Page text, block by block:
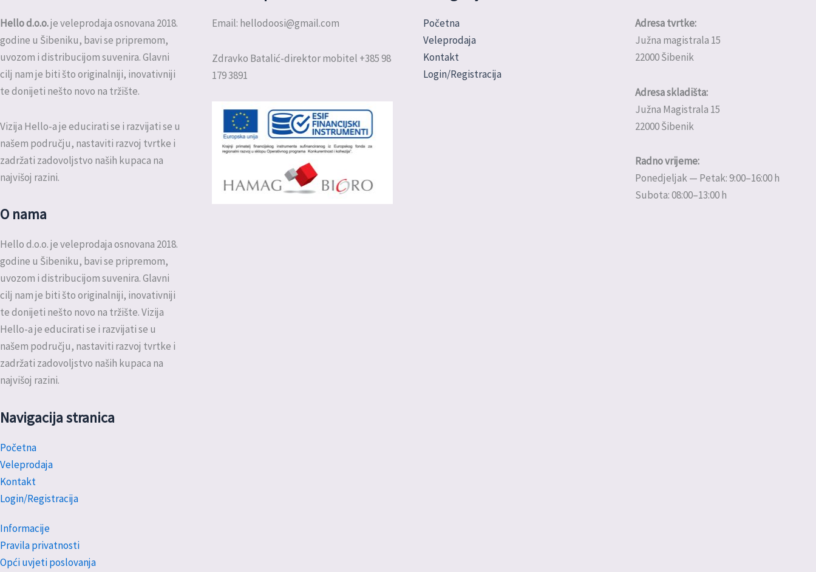
Hello d.o.o.je veleprodaja osnovana 2018.
godine u Šibeniku, bavi se pripremom,
uvozom i distribucijom suvenira. Glavni
cilj nam je biti što originalniji, inovativniji
te donijeti nešto novo na tržište.
Vizija Hello-a je educirati se i razvijati se u
našem području, nastaviti razvoj tvrtke i
zadržati zadovoljstvo naših kupaca na
najvišoj razini.
O nama
Hello d.o.o. je veleprodaja osnovana 2018.
godine u Šibeniku, bavi se pripremom,
uvozom i distribucijom suvenira. Glavni
cilj nam je biti što originalniji, inovativniji
te donijeti nešto novo na tržište. Vizija
Hello-a je educirati se i razvijati se u
našem području, nastaviti razvoj tvrtke i
zadržati zadovoljstvo naših kupaca na
najvišoj razini.
Navigacija stranica
Početna
Veleprodaja
Kontakt
Login/Registracija
Informacije
Pravila privatnosti
Opći uvjeti poslovanja
Email: hellodoosi@gmail.com
Zdravko Batalić-direktor mobitel +385 98
179 3891
Početna
Veleprodaja
Kontakt
Login/Registracija
Adresa tvrtke:
Južna magistrala 15
22000 Šibenik
Adresa skladišta:
Južna Magistrala 15
22000 Šibenik
Radno vrijeme:
Ponedjeljak — Petak: 9:00–16:00 h
Subota: 08:00–13:00 h